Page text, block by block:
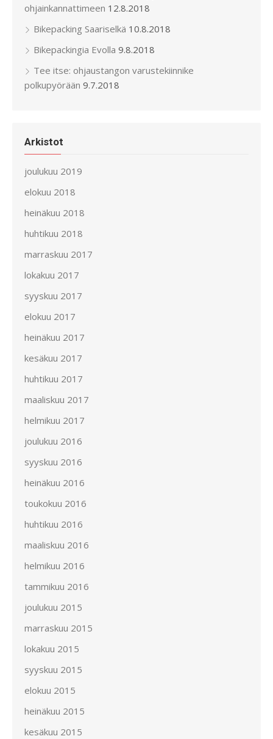
ohjainkannattimeen 12.8.2018
Bikepacking Saariselkä 10.8.2018
Bikepackingia Evolla 9.8.2018
Tee itse: ohjaustangon varustekiinnike
polkupyörään 9.7.2018
Arkistot
joulukuu 2019
elokuu 2018
heinäkuu 2018
huhtikuu 2018
marraskuu 2017
lokakuu 2017
syyskuu 2017
elokuu 2017
heinäkuu 2017
kesäkuu 2017
huhtikuu 2017
maaliskuu 2017
helmikuu 2017
joulukuu 2016
syyskuu 2016
heinäkuu 2016
toukokuu 2016
huhtikuu 2016
maaliskuu 2016
helmikuu 2016
tammikuu 2016
joulukuu 2015
marraskuu 2015
lokakuu 2015
syyskuu 2015
elokuu 2015
heinäkuu 2015
kesäkuu 2015